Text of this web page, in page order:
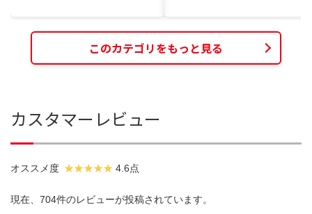
このカテゴリをもっと見る
カスタマーレビュー
オススメ度 4.6点
現在、704件のレビューが投稿されています。